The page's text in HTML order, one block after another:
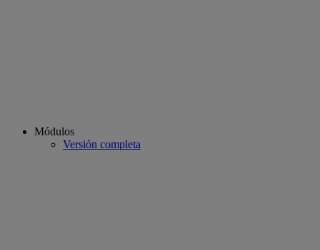
Módulos
Versión completa